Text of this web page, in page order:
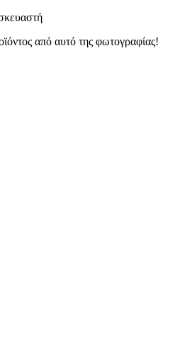
από αυτό της φωτογραφίας!